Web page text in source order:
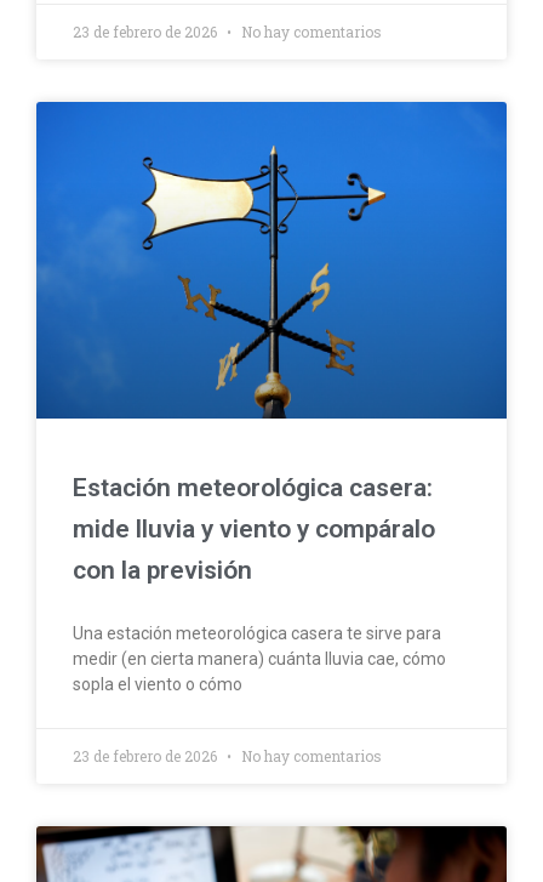
23 de febrero de 2026 No hay comentarios
Estación meteorológica casera:
mide lluvia y viento y compáralo
con la previsión
Una estación meteorológica casera te sirve para
medir (en cierta manera) cuánta lluvia cae, cómo
sopla el viento o cómo
23 de febrero de 2026 No hay comentarios